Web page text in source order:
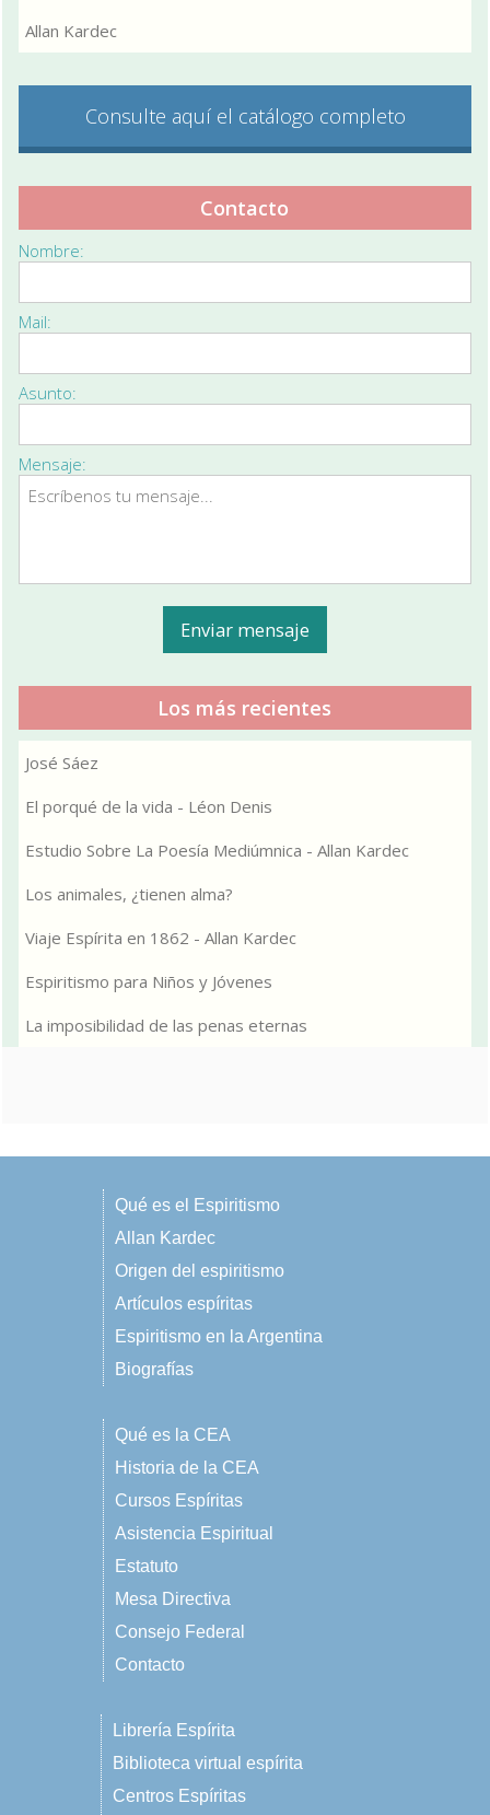
Allan Kardec
Consulte aquí el catálogo completo
Contacto
Nombre:
Mail:
Asunto:
Mensaje:
Los más recientes
José Sáez
El porqué de la vida - Léon Denis
Estudio Sobre La Poesía Mediúmnica - Allan Kardec
Los animales, ¿tienen alma?
Viaje Espírita en 1862 - Allan Kardec
Espiritismo para Niños y Jóvenes
La imposibilidad de las penas eternas
Qué es el Espiritismo
Allan Kardec
Origen del espiritismo
Artículos espíritas
Espiritismo en la Argentina
Biografías
Qué es la CEA
Historia de la CEA
Cursos Espíritas
Asistencia Espiritual
Estatuto
Mesa Directiva
Consejo Federal
Contacto
Librería Espírita
Biblioteca virtual espírita
Centros Espíritas